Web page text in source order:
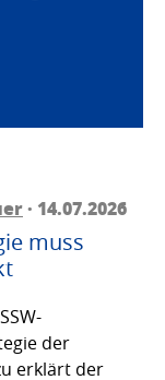
· 14.07.2026
muss
der
erklärt der